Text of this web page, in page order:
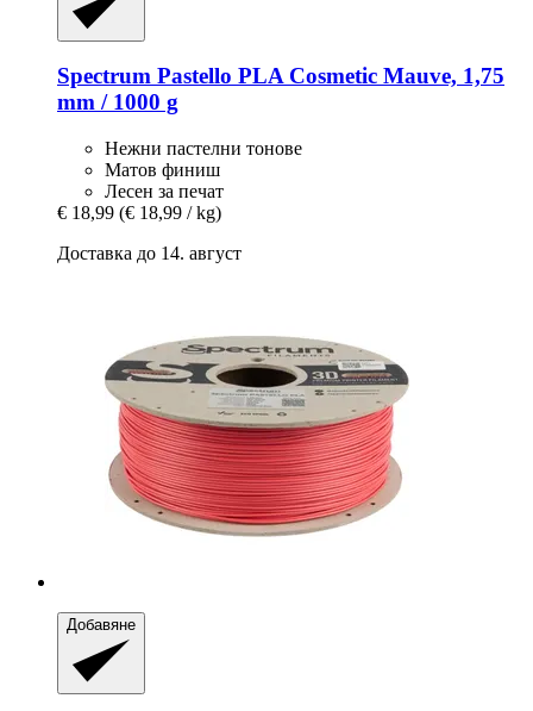
Spectrum Pastello PLA Cosmetic Mauve, 1,75
mm / 1000 g
Нежни пастелни тонове
Матов финиш
Лесен за печат
€ 18,99 (€ 18,99 / kg)
Доставка до 14. август
Добавяне